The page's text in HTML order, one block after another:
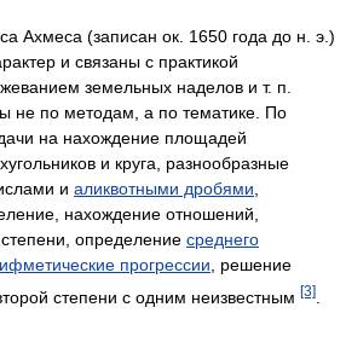
Ахмеса (записан ок. 1650 года до н. э.)
и связаны с практикой
земельных наделов и т. п.
не по методам, а по тематике. По
на нахождение площадей
и круга, разнообразные
и аликвотными дробями
нахождение отношений,
определение среднего
прогрессии , решение
степени с одним неизвестным [3]